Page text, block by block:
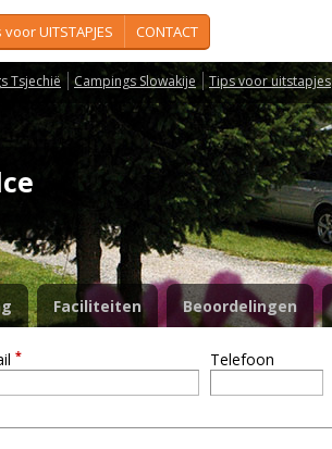
UITSTAPJES CONTACT
Tsjechië Campings Slowakije Tips voor uitstapjes
Faciliteiten Beoordelingen
* Telefoon